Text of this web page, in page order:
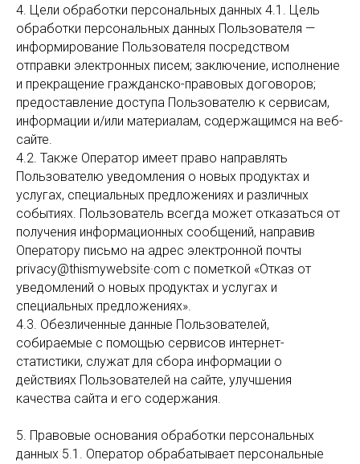
4. Цели обработки персональных данных 4.1. Цель
обработки персональных данных Пользователя —
информирование Пользователя посредством
отправки электронных писем; заключение, исполнение
и прекращение гражданско-правовых договоров;
предоставление доступа Пользователю к сервисам,
информации и/или материалам, содержащимся на веб-
сайте.
4.2. Также Оператор имеет право направлять
Пользователю уведомления о новых продуктах и
услугах, специальных предложениях и различных
событиях. Пользователь всегда может отказаться от
получения информационных сообщений, направив
Оператору письмо на адрес электронной почты
privacy@thismywebsite·com с пометкой «Отказ от
уведомлений о новых продуктах и услугах и
специальных предложениях».
4.3. Обезличенные данные Пользователей,
собираемые с помощью сервисов интернет-
статистики, служат для сбора информации о
действиях Пользователей на сайте, улучшения
качества сайта и его содержания.
5. Правовые основания обработки персональных
данных 5.1. Оператор обрабатывает персональные